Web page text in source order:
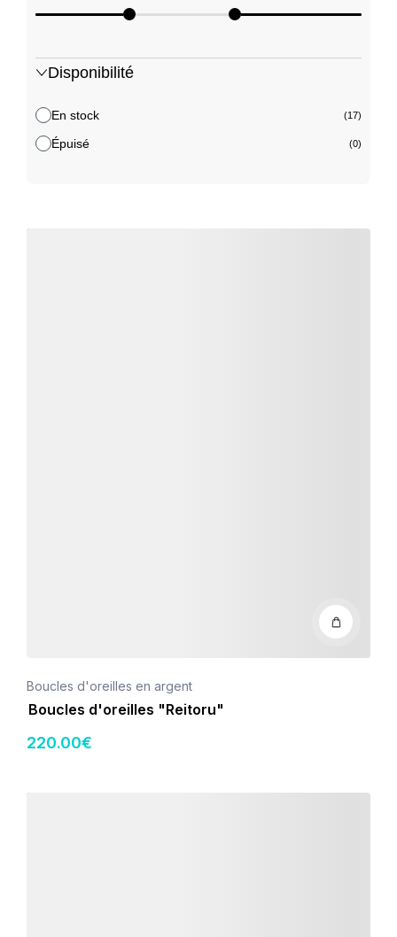
Disponibilité
En stock (17)
Épuisé (0)
Boucles d'oreilles en argent
Boucles d'oreilles "Reitoru"
220.00€